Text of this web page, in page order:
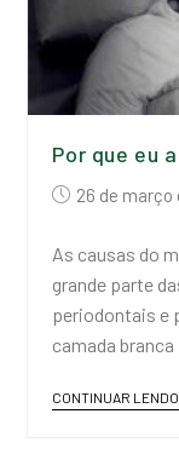
Por que eu
26 de março
As causas do
grande parte
periodontais e
camada
CONTINUAR LENDO